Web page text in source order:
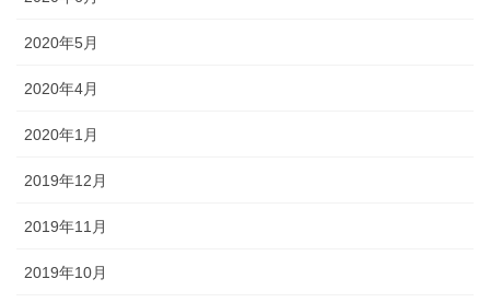
2020年5月
2020年4月
2020年1月
2019年12月
2019年11月
2019年10月